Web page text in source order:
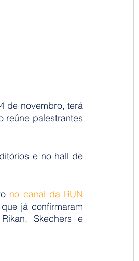
de novembro, terá
reúne palestrantes
e no hall de
no canal da RUN
já confirmaram
Skechers e